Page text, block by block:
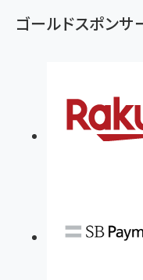
ゴールドスポンサ